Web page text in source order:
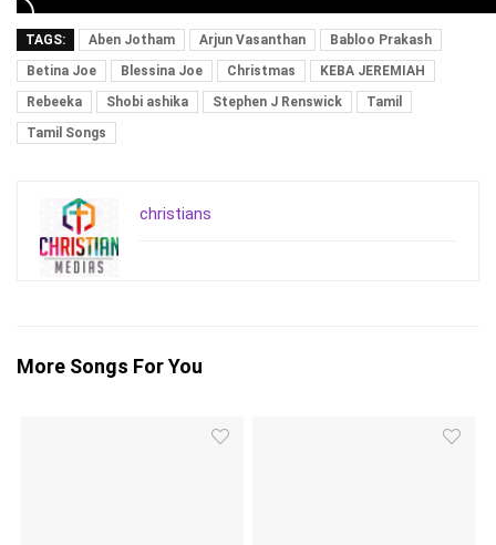
TAGS: Aben Jotham Arjun Vasanthan
Babloo Prakash
Betina Joe
Blessina Joe Christmas
KEBA JEREMIAH
Rebeeka
Shobi ashika Stephen J Renswick
Tamil
Tamil Songs
christians
More Songs For You